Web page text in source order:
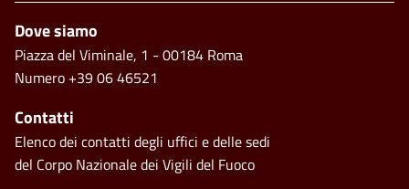
Piè di pagina
Dove siamo
Piazza del Viminale, 1 - 00184 Roma
Numero +39 06 46521
Contatti
Elenco dei contatti degli uffici e delle sedi
del Corpo Nazionale dei Vigili del Fuoco